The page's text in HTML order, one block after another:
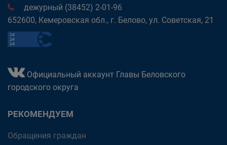
дежурный (38452) 2-01-96
652600, Кемеровская обл., г. Белово, ул. Советская, 21
Официальный аккаунт Главы Беловского
городского округа
РЕКОМЕНДУЕМ
Обращения граждан